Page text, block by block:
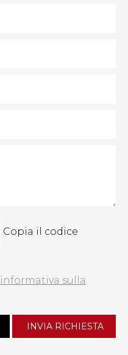
Copia il codice
informativa sulla